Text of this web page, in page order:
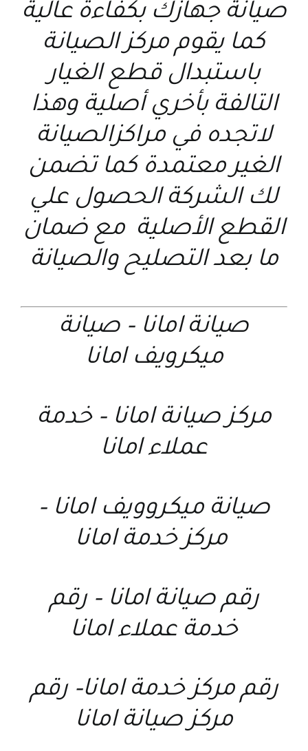
صيانة جهازك بكفاءة عالية
كما يقوم مركز الصيانة
باستبدال قطع الغيار
التالفة بأخري أصلية وهذا
لاتجده في مراكزالصيانة
الغير معتمدة كما تضمن
لك الشركة الحصول علي
القطع الأصلية مع ضمان
ما بعد التصليح والصيانة
صيانة امانا –صيانة
ميكرويف امانا
مركز صيانة امانا – خدمة
عملاء امانا
صيانة ميكروويف امانا –
مركز خدمة امانا
رقم صيانة امانا – رقم
خدمة عملاء امانا
رقم مركز خدمة امانا–رقم
مركز صيانة امانا